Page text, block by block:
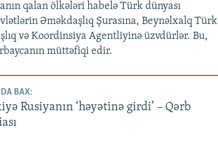
qalan ölkələri habelə Türk dünyası
Əməkdaşlıq Şurasına, Beynəlxalq Türk
və Koordinsiya Agentliyinə üzvdürlər. Bu,
müttəfiqi edir.
BAX:
Rusiyanın ‘həyətinə girdi’ – Qərb